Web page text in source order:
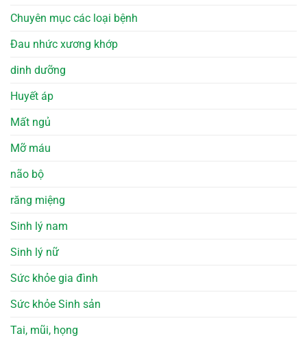
Chuyên mục các loại bệnh
Đau nhức xương khớp
dinh dưỡng
Huyết áp
Mất ngủ
Mỡ máu
não bộ
răng miệng
Sinh lý nam
Sinh lý nữ
Sức khỏe gia đình
Sức khỏe Sinh sản
Tai, mũi, họng